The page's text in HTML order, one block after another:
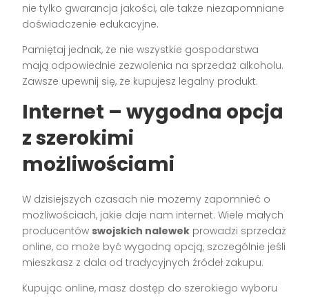
nie tylko gwarancja jakości, ale także niezapomniane
doświadczenie edukacyjne.
Pamiętaj jednak, że nie wszystkie gospodarstwa
mają odpowiednie zezwolenia na sprzedaż alkoholu.
Zawsze upewnij się, że kupujesz legalny produkt.
Internet – wygodna opcja
z szerokimi
możliwościami
W dzisiejszych czasach nie możemy zapomnieć o
możliwościach, jakie daje nam internet. Wiele małych
producentów swojskich nalewek prowadzi sprzedaż
online, co może być wygodną opcją, szczególnie jeśli
mieszkasz z dala od tradycyjnych źródeł zakupu.
Kupując online, masz dostęp do szerokiego wyboru